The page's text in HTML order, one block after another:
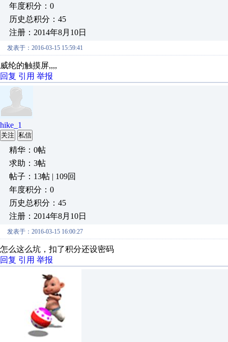
年度积分：0
历史总积分：45
注册：2014年8月10日
发表于：2016-03-15 15:59:41
威纶的触摸屏,,,,
回复 引用 举报
hike_1
关注 私信
精华：0帖
求助：3帖
帖子：13帖 | 109回
年度积分：0
历史总积分：45
注册：2014年8月10日
发表于：2016-03-15 16:00:27
怎么这么坑，扣了积分还设密码
回复 引用 举报